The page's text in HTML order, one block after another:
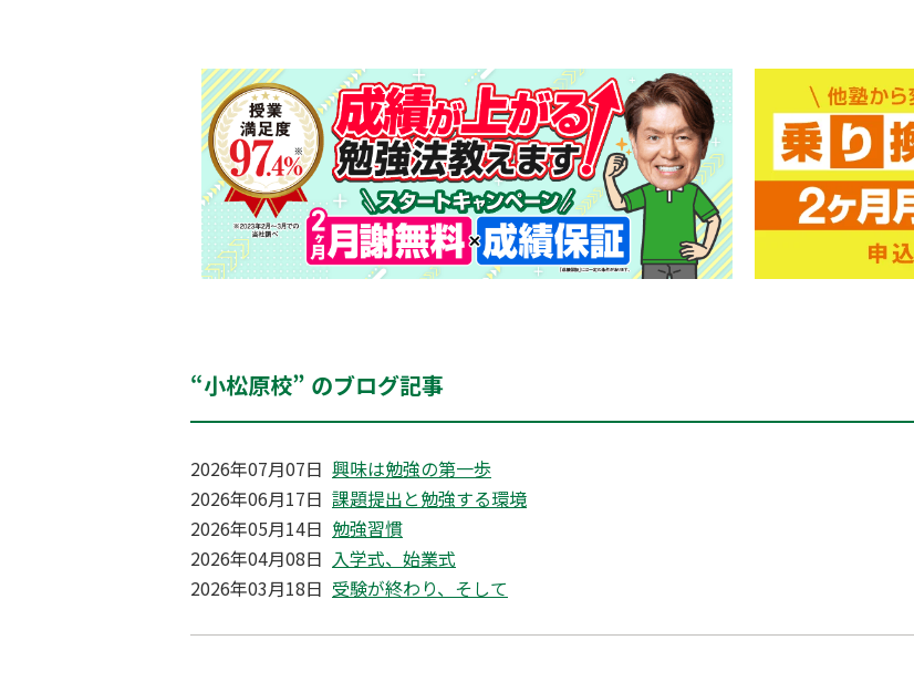
“小松原校” のブログ記事
2026年07月07日 興味は勉強の第一歩
2026年06月17日 課題提出と勉強する環境
2026年05月14日 勉強習慣
2026年04月08日 入学式、始業式
2026年03月18日 受験が終わり、そして